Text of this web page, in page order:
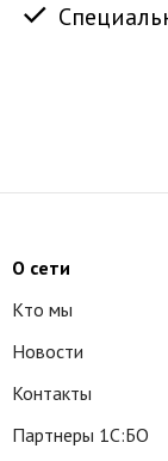
О сети
Кто мы
Новости
Контакты
Партнеры 1С:БО